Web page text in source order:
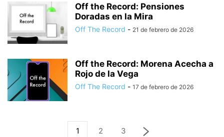
Off the Record: Pensiones
Doradas en la Mira
Off The Record - 21 de febrero de 2026
Off the Record: Morena Acecha a
Rojo de la Vega
Off The Record - 17 de febrero de 2026
1 2 3